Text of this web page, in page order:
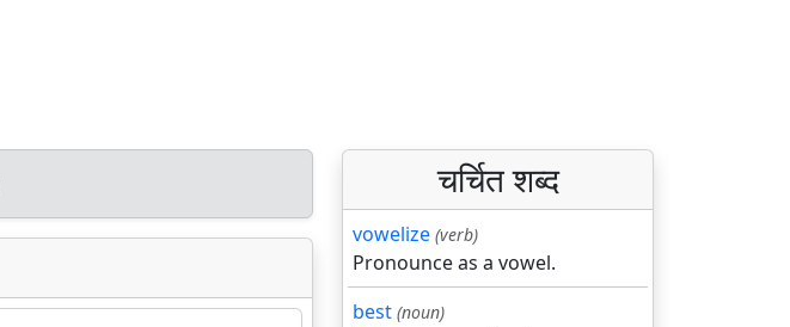
चर्चित शब्द
vowelize (verb)
Pronounce as a vowel.
best (noun)